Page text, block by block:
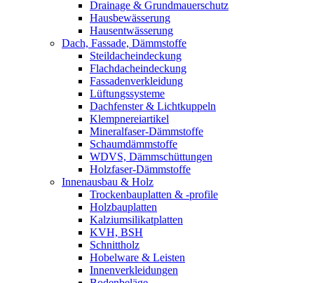
Drainage & Grundmauerschutz
Hausbewässerung
Hausentwässerung
Dach, Fassade, Dämmstoffe
Steildacheindeckung
Flachdacheindeckung
Fassadenverkleidung
Lüftungssysteme
Dachfenster & Lichtkuppeln
Klempnereiartikel
Mineralfaser-Dämmstoffe
Schaumdämmstoffe
WDVS, Dämmschüttungen
Holzfaser-Dämmstoffe
Innenausbau & Holz
Trockenbauplatten & -profile
Holzbauplatten
Kalziumsilikatplatten
KVH, BSH
Schnittholz
Hobelware & Leisten
Innenverkleidungen